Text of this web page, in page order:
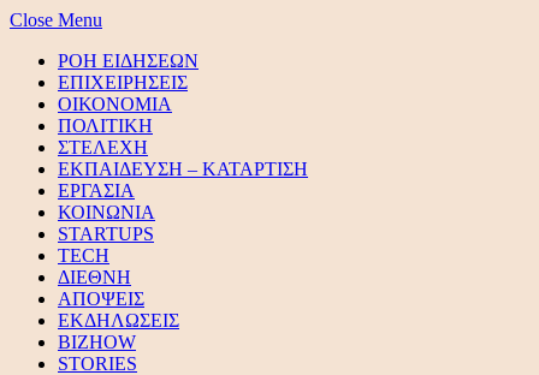
Close Menu
ΡΟΗ ΕΙΔΗΣΕΩΝ
ΕΠΙΧΕΙΡΗΣΕΙΣ
ΟΙΚΟΝΟΜΙΑ
ΠΟΛΙΤΙΚΗ
ΣΤΕΛΕΧΗ
ΕΚΠΑΙΔΕΥΣΗ – ΚΑΤΑΡΤΙΣΗ
ΕΡΓΑΣΙΑ
ΚΟΙΝΩΝΙΑ
STARTUPS
TECH
ΔΙΕΘΝΗ
ΑΠΟΨΕΙΣ
ΕΚΔΗΛΩΣΕΙΣ
BIZHOW
STORIES